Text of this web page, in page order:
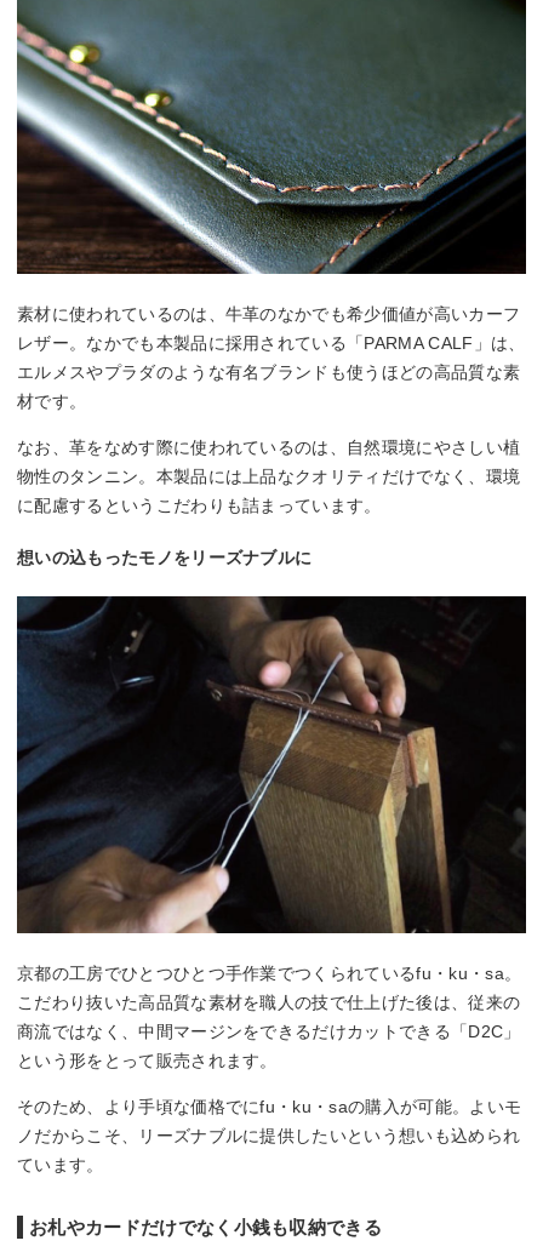
素材に使われているのは、牛革のなかでも希少価値が高いカーフ
レザー。なかでも本製品に採用されている「PARMA CALF」は、
エルメスやプラダのような有名ブランドも使うほどの高品質な素
材です。
なお、革をなめす際に使われているのは、自然環境にやさしい植
物性のタンニン。本製品には上品なクオリティだけでなく、環境
に配慮するというこだわりも詰まっています。
想いの込もったモノをリーズナブルに
京都の工房でひとつひとつ手作業でつくられているfu・ku・sa。
こだわり抜いた高品質な素材を職人の技で仕上げた後は、従来の
商流ではなく、中間マージンをできるだけカットできる「D2C」
という形をとって販売されます。
そのため、より手頃な価格でにfu・ku・saの購入が可能。よいモ
ノだからこそ、リーズナブルに提供したいという想いも込められ
ています。
お札やカードだけでなく小銭も収納できる